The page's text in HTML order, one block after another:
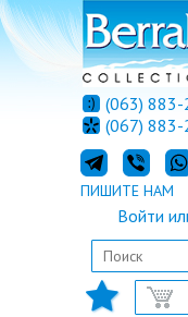
Войти
(063)
(067)
ПИШИТЕ НАМ